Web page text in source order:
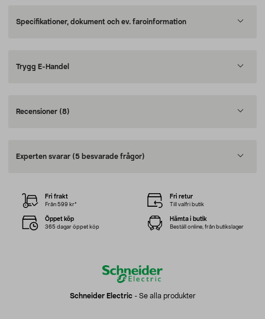
Specifikationer, dokument och ev. faroinformation
Trygg E-Handel
Recensioner (8)
Experten svarar (5 besvarade frågor)
Schneider Electric- Se alla produkter
Fri frakt
Från 599 kr*
Fri retur
Till valfri butik
Öppet köp
365 dagar öppet köp
Hämta i butik
Beställ online, från butikslager